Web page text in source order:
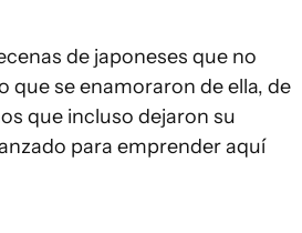
de japoneses que no
que se enamoraron de ella, de
que incluso dejaron su
para emprender aquí